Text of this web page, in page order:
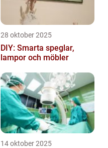
28 oktober 2025
DIY: Smarta speglar,
lampor och möbler
14 oktober 2025